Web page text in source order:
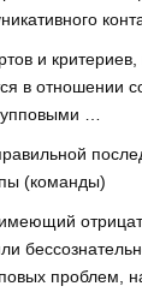
и
в отношении
…
(команды)
проблем,